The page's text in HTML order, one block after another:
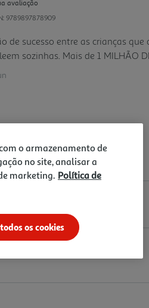
avaliação
9789897878909
de sucesso entre as crianças
sozinhas. Mais de 1 MILHÃO
requisitado por escolas e
€
preparação
o armazenamento de
no site, analisar a
marketing. Política de
os cookies